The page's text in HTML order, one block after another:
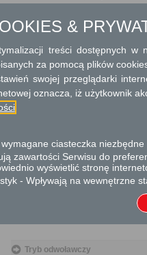
W przypadku spraw
Informacja
informacje uzupełniające w pokoju
konto; 88 8038 0007 0042 2756
Wniosek o odszkodowanie
17 zł opłata skarbowa za
Nazwa odbiorcy rachunku
Tryb odwoławczy
&
treści dostępnych w
za pomocą plików
swojej przeglądarki
oznacza, iż użytkownik
ciasteczka
zawartości Serwisu do
wyświetlić stronę
- Wpływają na wewnętrzne